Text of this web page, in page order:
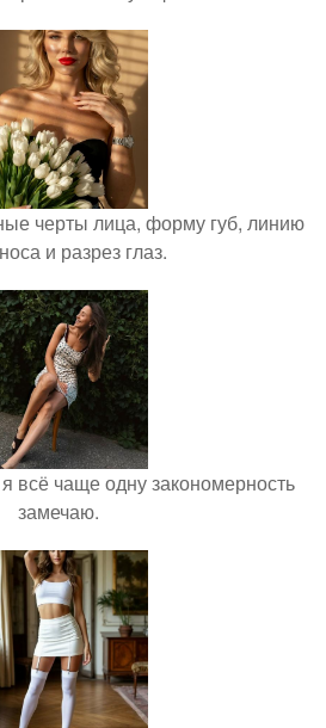
черты лица, форму губ, линию
и разрез глаз.
всё чаще одну закономерность
замечаю.